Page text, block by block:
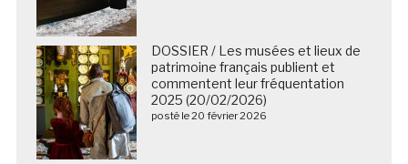
DOSSIER / Les musées et lieux de
patrimoine français publient et
commentent leur fréquentation
2025 (20/02/2026)
posté le 20 février 2026